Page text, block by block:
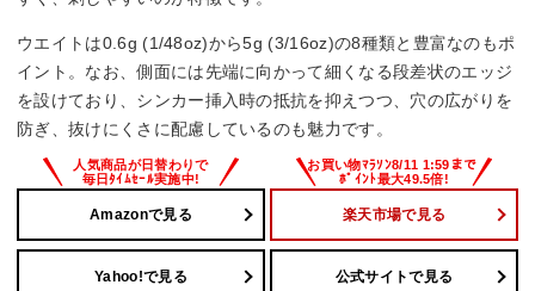
ウエイトは0.6g (1/48oz)から5g (3/16oz)の8種類と豊富なのもポ
イント。なお、側面には先端に向かって細くなる段差状のエッジ
を設けており、シンカー挿入時の抵抗を抑えつつ、穴の広がりを
防ぎ、抜けにくさに配慮しているのも魅力です。
Amazonで見る 楽天市場で見る
Yahoo!で見る 公式サイトで見る